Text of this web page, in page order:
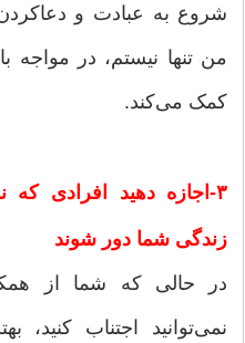
شروع به عبادت و
من تنها نیستم، در
کمک می‌کند.
۳-اجازه دهید افرادی که
زندگی شما دور شوند
در حالی که شما از
نمی‌توانید اجتناب کنید،